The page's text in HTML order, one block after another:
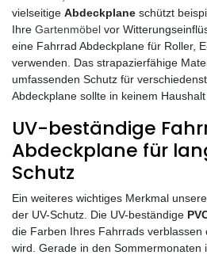
vielseitige Abdeckplane schützt
Ihre Gartenmöbel vor
eine Fahrrad Abdeckplane für Roller,
verwenden. Das strapazierfähige
umfassenden Schutz für
Abdeckplane sollte in keinem Haushalt
UV-beständige
Abdeckplane für
Schutz
Ein weiteres wichtiges Merkmal
der UV-Schutz. Die UV-beständige
die Farben Ihres Fahrrads verblassen
wird. Gerade in den Sommermonaten